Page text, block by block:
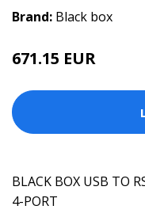
Brand: Black box
671.15 EUR
BLACK BOX USB TO
4-PORT